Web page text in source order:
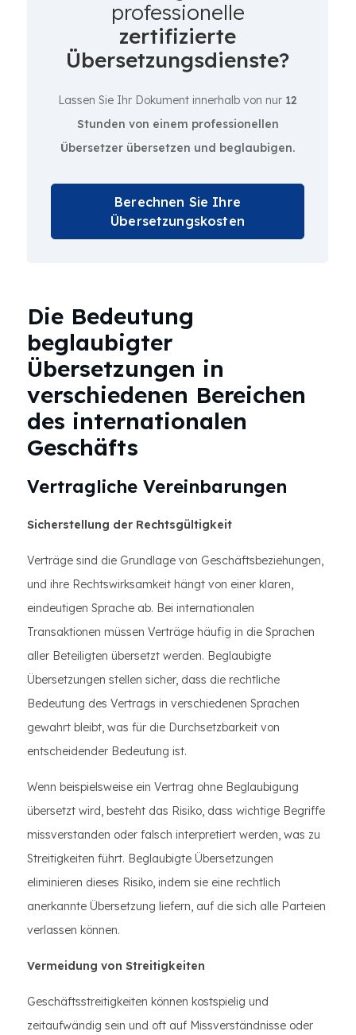
professionelle
zertifizierte
Übersetzungsdienste?
Lassen Sie Ihr Dokument innerhalb von nur 12
Stunden von einem professionellen
Übersetzer übersetzen und beglaubigen.
Berechnen Sie Ihre
Übersetzungskosten
Die Bedeutung
beglaubigter
Übersetzungen in
verschiedenen Bereichen
des internationalen
Geschäfts
Vertragliche Vereinbarungen
Sicherstellung der Rechtsgültigkeit
Verträge sind die Grundlage von Geschäftsbeziehungen,
und ihre Rechtswirksamkeit hängt von einer klaren,
eindeutigen Sprache ab. Bei internationalen
Transaktionen müssen Verträge häufig in die Sprachen
aller Beteiligten übersetzt werden. Beglaubigte
Übersetzungen stellen sicher, dass die rechtliche
Bedeutung des Vertrags in verschiedenen Sprachen
gewahrt bleibt, was für die Durchsetzbarkeit von
entscheidender Bedeutung ist.
Wenn beispielsweise ein Vertrag ohne Beglaubigung
übersetzt wird, besteht das Risiko, dass wichtige Begriffe
missverstanden oder falsch interpretiert werden, was zu
Streitigkeiten führt. Beglaubigte Übersetzungen
eliminieren dieses Risiko, indem sie eine rechtlich
anerkannte Übersetzung liefern, auf die sich alle Parteien
verlassen können.
Vermeidung von Streitigkeiten
Geschäftsstreitigkeiten können kostspielig und
zeitaufwändig sein und oft auf Missverständnisse oder